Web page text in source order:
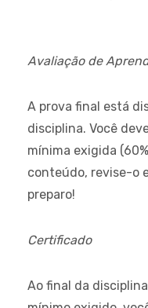
Avaliação de
A prova final está
disciplina. Você
mínima exigida
conteúdo, revise-o
preparo!
Certificado
Ao final da